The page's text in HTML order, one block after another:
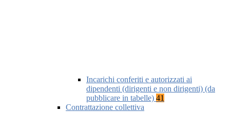
Incarichi conferiti e autorizzati ai
dipendenti (dirigenti e non dirigenti) (da
pubblicare in tabelle) 41
Contrattazione collettiva